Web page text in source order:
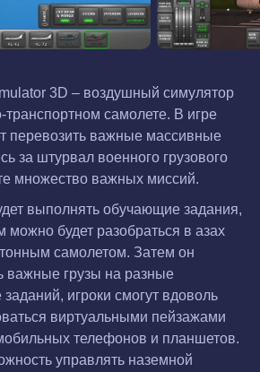
3D – воздушный симулятор
транспортном самолете. В игре
перевозить важные массивные
за штурвал военного грузового
множество важных миссий.
выполнять обучающие задания,
можно будет разобраться в азах
самолетом. Затем он
важные грузы на разные
игроки смогут вдоволь
виртуальными пейзажами
телефонов и планшетов.
управлять наземной